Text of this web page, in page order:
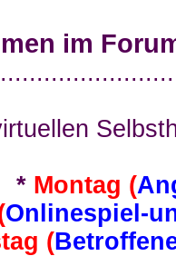
im
* Montag (
Onlinespiel-
(